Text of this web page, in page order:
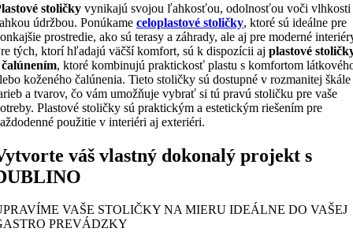
stoličky vynikajú svojou ľahkosťou, odolnosťou voči vlhkosti
údržbou. Ponúkame celoplastové stoličky, ktoré sú ideálne pre
prostredie, ako sú terasy a záhrady, ale aj pre moderné
tých, ktorí hľadajú väčší komfort, sú k dispozícii aj plastové
čalúnením, ktoré kombinujú praktickosť plastu s komfortom
koženého čalúnenia. Tieto stoličky sú dostupné v rozmanitej škále
a tvarov, čo vám umožňuje vybrať si tú pravú stoličku pre vaše
Plastové stoličky sú praktickým a estetickým riešením pre
použitie v interiéri aj exteriéri.
váš vlastný dokonalý projekt s
VAŠE STOLIČKY NA MIERU IDEÁLNE DO VAŠEJ
PREVÁDZKY